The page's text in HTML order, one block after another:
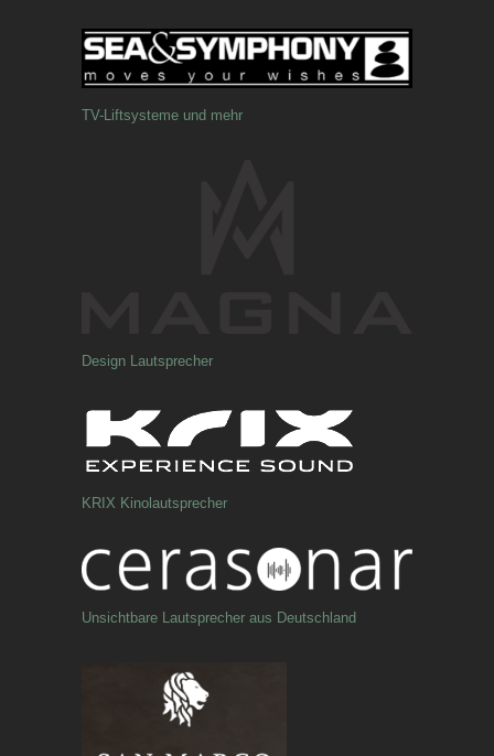
TV-Liftsysteme und mehr
Design Lautsprecher
KRIX Kinolautsprecher
Unsichtbare Lautsprecher aus Deutschland